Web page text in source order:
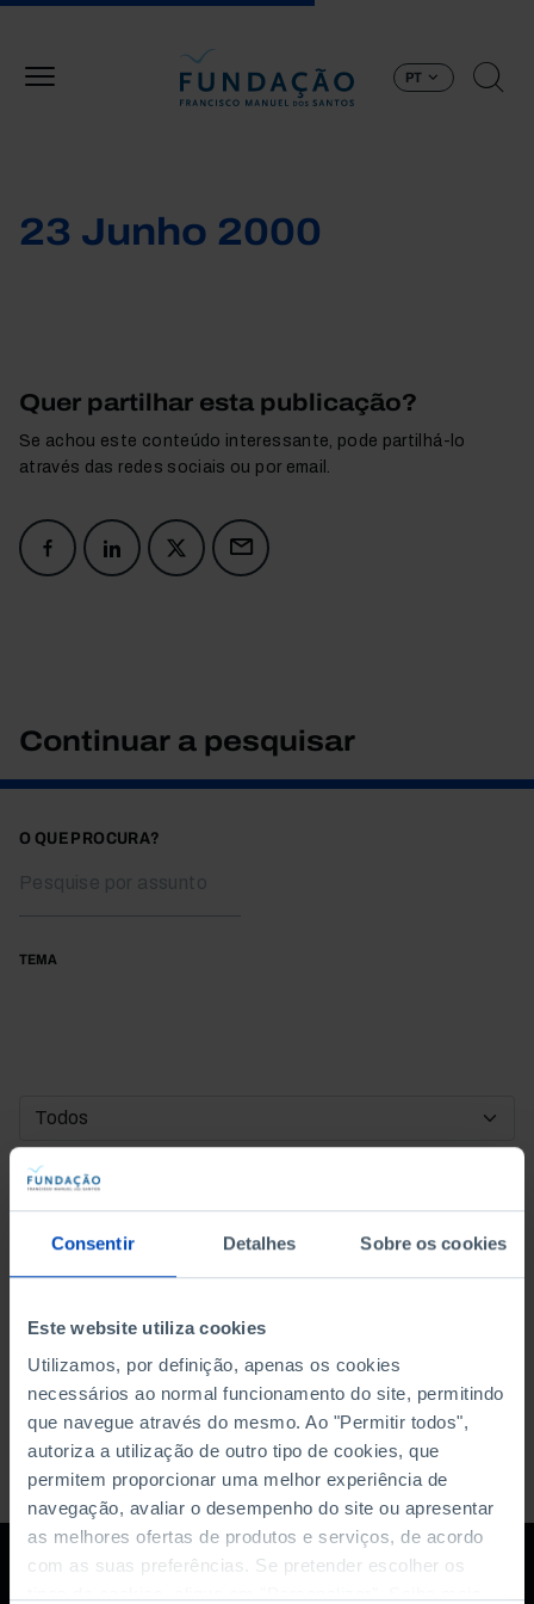
Consentir Detalhes Sobre os cookies
Este website utiliza cookies
Utilizamos, por definição, apenas os cookies
necessários ao normal funcionamento do site, permitindo
que navegue através do mesmo. Ao "Permitir todos",
autoriza a utilização de outro tipo de cookies, que
permitem proporcionar uma melhor experiência de
navegação, avaliar o desempenho do site ou apresentar
as melhores ofertas de produtos e serviços, de acordo
com as suas preferências. Se pretender escolher os
PT
23 Junho 2000
Quer partilhar esta publicação?
Se achou este conteúdo interessante, pode partilhá-lo
através das redes sociais ou por email.
Continuar a pesquisar
O QUE PROCURA?
TEMA
DATA DE INÍCIO
DATA DE FIM